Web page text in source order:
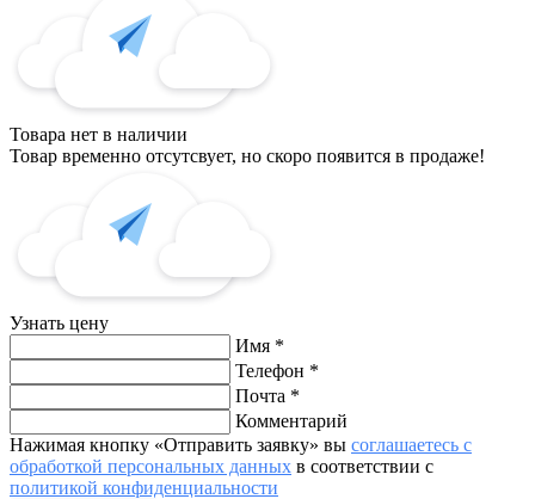
Товара нет в наличии
Товар временно отсутсвует, но скоро появится в продаже!
Узнать цену
Имя *
Телефон *
Почта *
Комментарий
Нажимая кнопку «Отправить заявку» вы соглашаетесь с
обработкой персональных данных в соответствии с
политикой конфиденциальности